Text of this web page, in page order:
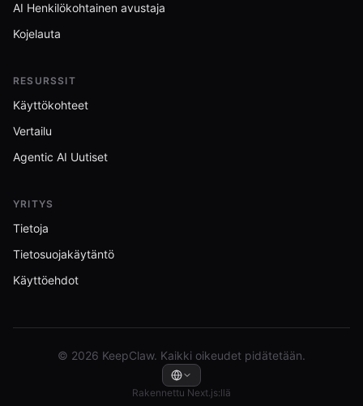
AI Henkilökohtainen avustaja
Kojelauta
RESURSSIT
Käyttökohteet
Vertailu
Agentic AI Uutiset
YRITYS
Tietoja
Tietosuojakäytäntö
Käyttöehdot
© 2026 KeepClaw. Kaikki oikeudet pidätetään.
Rakennettu Next.js:llä